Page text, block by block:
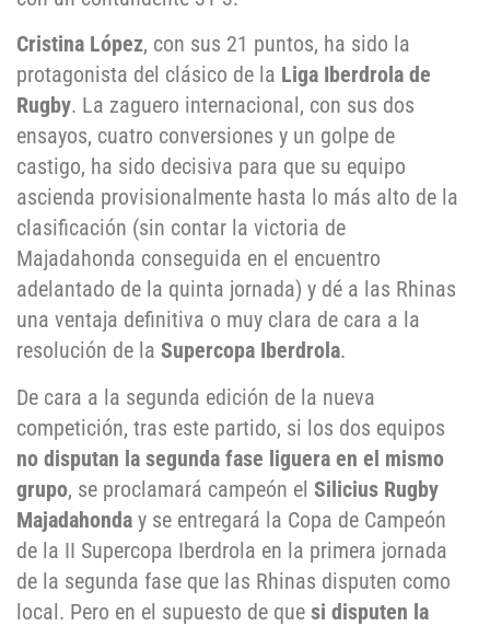
Cristina López, con sus 21 puntos, ha sido la
protagonista del clásico de la Liga Iberdrola de
Rugby. La zaguero internacional, con sus dos
ensayos, cuatro conversiones y un golpe de
castigo, ha sido decisiva para que su equipo
ascienda provisionalmente hasta lo más alto de la
clasificación (sin contar la victoria de
Majadahonda conseguida en el encuentro
adelantado de la quinta jornada) y dé a las Rhinas
una ventaja definitiva o muy clara de cara a la
resolución de la Supercopa Iberdrola.
De cara a la segunda edición de la nueva
competición, tras este partido, si los dos equipos
no disputan la segunda fase liguera en el mismo
grupo, se proclamará campeón el Silicius Rugby
Majadahonda y se entregará la Copa de Campeón
de la II Supercopa Iberdrola en la primera jornada
de la segunda fase que las Rhinas disputen como
local. Pero en el supuesto de que si disputen la